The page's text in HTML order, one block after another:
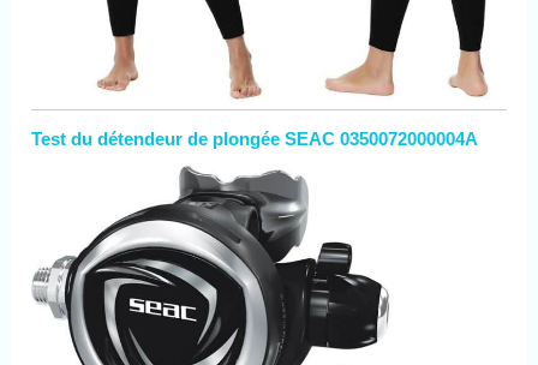
Test du détendeur de plongée SEAC 0350072000004A